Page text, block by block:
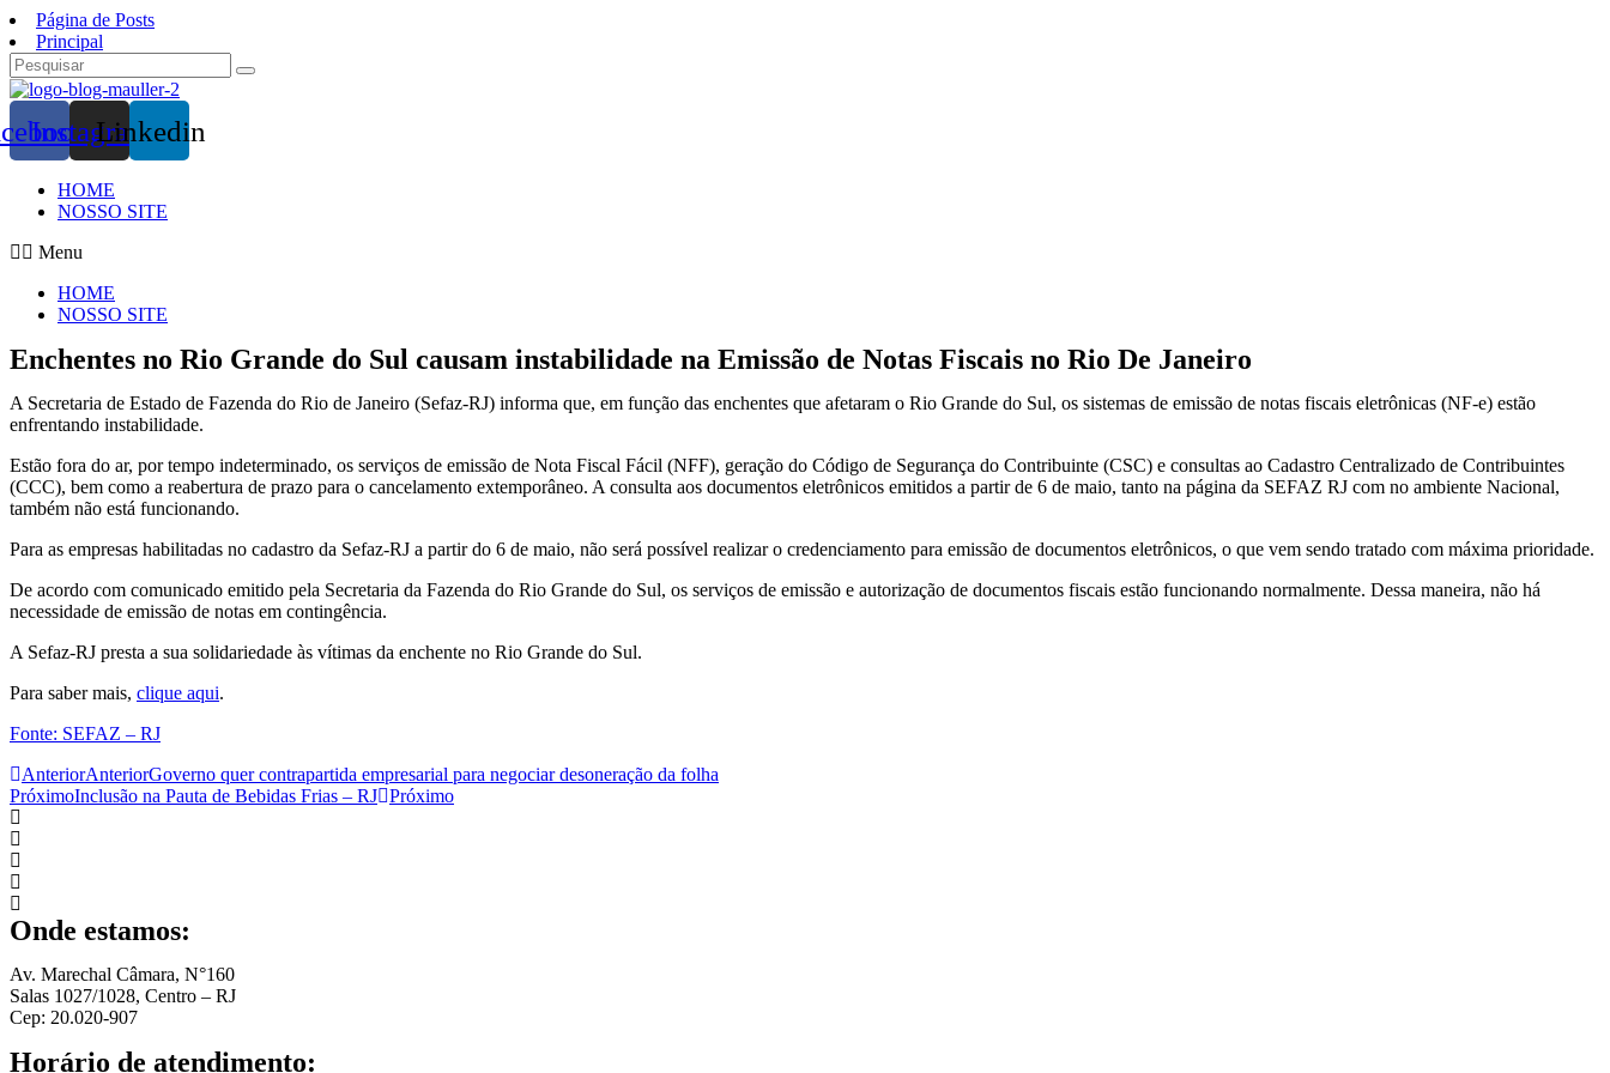
Ir
para
o
conteúdo
Página de Posts
Principal
InstagramLinkedin
HOME
NOSSO SITE
Menu
HOME
NOSSO SITE
Enchentes no Rio Grande do Sul causam instabilidade na Emissão de Notas Fiscais no Rio De Janeiro
A Secretaria de Estado de Fazenda do Rio de Janeiro (Sefaz-RJ) informa que, em função das enchentes que afetaram o Rio Grande do Sul, os sistemas de emissão de notas fiscais eletrônicas (NF-e) estão
enfrentando instabilidade.
Estão fora do ar, por tempo indeterminado, os serviços de emissão de Nota Fiscal Fácil (NFF), geração do Código de Segurança do Contribuinte (CSC) e consultas ao Cadastro Centralizado de Contribuintes
(CCC), bem como a reabertura de prazo para o cancelamento extemporâneo. A consulta aos documentos eletrônicos emitidos a partir de 6 de maio, tanto na página da SEFAZ RJ com no ambiente Nacional,
também não está funcionando.
Para as empresas habilitadas no cadastro da Sefaz-RJ a partir do 6 de maio, não será possível realizar o credenciamento para emissão de documentos eletrônicos, o que vem sendo tratado com máxima prioridade.
De acordo com comunicado emitido pela Secretaria da Fazenda do Rio Grande do Sul, os serviços de emissão e autorização de documentos fiscais estão funcionando normalmente. Dessa maneira, não há
necessidade de emissão de notas em contingência.
A Sefaz-RJ presta a sua solidariedade às vítimas da enchente no Rio Grande do Sul.
Para saber mais, clique aqui.
Fonte: SEFAZ – RJ
AnteriorAnteriorGoverno quer contrapartida empresarial para negociar desoneração da folha
PróximoInclusão na Pauta de Bebidas Frias – RJ Próximo
Onde estamos:
Av. Marechal Câmara, N°160
Salas 1027/1028, Centro – RJ
Cep: 20.020-907
Horário de atendimento: